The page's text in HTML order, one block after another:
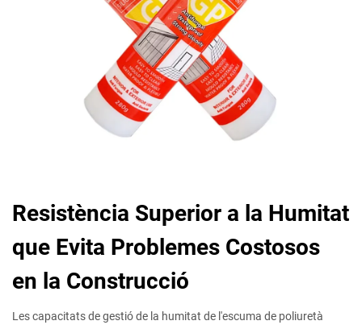
Resistència Superior a la Humitat
que Evita Problemes Costosos
en la Construcció
Les capacitats de gestió de la humitat de l'escuma de poliuretà